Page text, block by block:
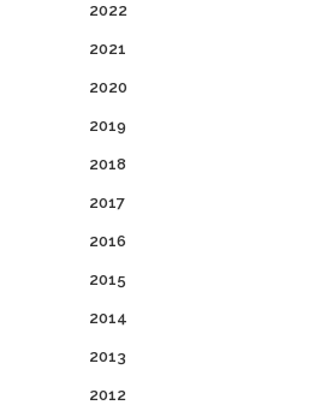
2022
2021
2020
2019
2018
2017
2016
2015
2014
2013
2012